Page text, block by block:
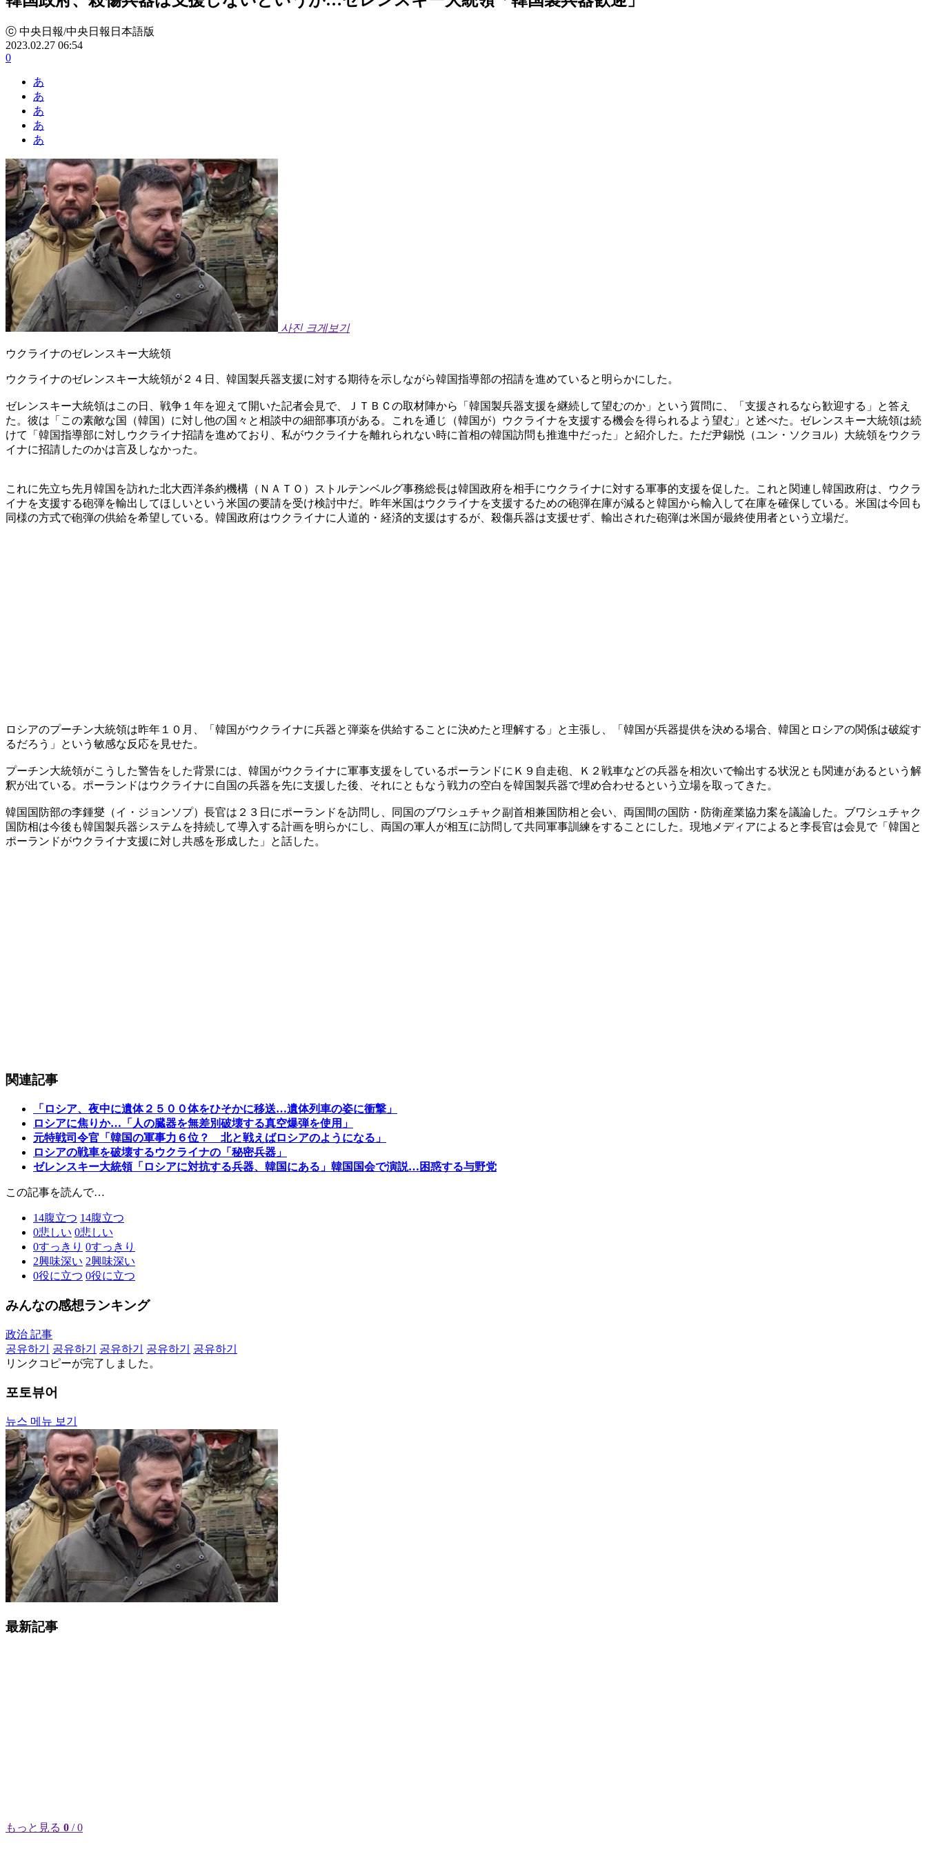
ⓒ 中央日報/中央日報日本語版
2023.02.27 06:54
0
あ
あ
あ
あ
あ
사진 크게보기
ウクライナのゼレンスキー大統領
ウクライナのゼレンスキー大統領が２４日、韓国製兵器支援に対する期待を示しながら韓国指導部の招請を進めていると明らかにした。
ゼレンスキー大統領はこの日、戦争１年を迎えて開いた記者会見で、ＪＴＢＣの取材陣から「韓国製兵器支援を継続して望むのか」という質問に、「支援されるなら歓迎する」と答え
た。彼は「この素敵な国（韓国）に対し他の国々と相談中の細部事項がある。これを通じ（韓国が）ウクライナを支援する機会を得られるよう望む」と述べた。ゼレンスキー大統領は続
けて「韓国指導部に対しウクライナ招請を進めており、私がウクライナを離れられない時に首相の韓国訪問も推進中だった」と紹介した。ただ尹錫悦（ユン・ソクヨル）大統領をウクラ
イナに招請したのかは言及しなかった。
これに先立ち先月韓国を訪れた北大西洋条約機構（ＮＡＴＯ）ストルテンベルグ事務総長は韓国政府を相手にウクライナに対する軍事的支援を促した。これと関連し韓国政府は、ウクラ
イナを支援する砲弾を輸出してほしいという米国の要請を受け検討中だ。昨年米国はウクライナを支援するための砲弾在庫が減ると韓国から輸入して在庫を確保している。米国は今回も
同様の方式で砲弾の供給を希望している。韓国政府はウクライナに人道的・経済的支援はするが、殺傷兵器は支援せず、輸出された砲弾は米国が最終使用者という立場だ。
ロシアのプーチン大統領は昨年１０月、「韓国がウクライナに兵器と弾薬を供給することに決めたと理解する」と主張し、「韓国が兵器提供を決める場合、韓国とロシアの関係は破綻す
るだろう」という敏感な反応を見せた。
プーチン大統領がこうした警告をした背景には、韓国がウクライナに軍事支援をしているポーランドにＫ９自走砲、Ｋ２戦車などの兵器を相次いで輸出する状況とも関連があるという解
釈が出ている。ポーランドはウクライナに自国の兵器を先に支援した後、それにともなう戦力の空白を韓国製兵器で埋め合わせるという立場を取ってきた。
韓国国防部の李鍾燮（イ・ジョンソプ）長官は２３日にポーランドを訪問し、同国のブワシュチャク副首相兼国防相と会い、両国間の国防・防衛産業協力案を議論した。ブワシュチャク
国防相は今後も韓国製兵器システムを持続して導入する計画を明らかにし、両国の軍人が相互に訪問して共同軍事訓練をすることにした。現地メディアによると李長官は会見で「韓国と
ポーランドがウクライナ支援に対し共感を形成した」と話した。
関連記事
「ロシア、夜中に遺体２５００体をひそかに移送…遺体列車の姿に衝撃」
ロシアに焦りか…「人の臓器を無差別破壊する真空爆弾を使用」
元特戦司令官「韓国の軍事力６位？ 北と戦えばロシアのようになる」
ロシアの戦車を破壊するウクライナの「秘密兵器」
ゼレンスキー大統領「ロシアに対抗する兵器、韓国にある」韓国国会で演説…困惑する与野党
この記事を読んで…
14腹立つ 14腹立つ
0悲しい 0悲しい
0すっきり 0すっきり
2興味深い 2興味深い
0役に立つ 0役に立つ
みんなの感想ランキング
政治 記事
공유하기
공유하기 공유하기 공유하기
공유하기
リンクコピーが完了しました。
포토뷰어
뉴스 메뉴 보기
最新記事
もっと見る 0 / 0